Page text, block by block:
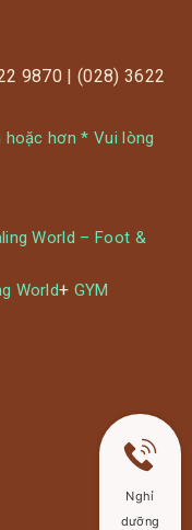
9870 | (028) 3622
hoặc hơn * Vui lòng
World – Foot &
World+ GYM
Nghỉ
dưỡng